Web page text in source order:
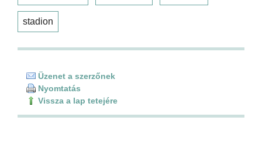
stadion
Üzenet a szerzőnek
Nyomtatás
Vissza a lap tetejére